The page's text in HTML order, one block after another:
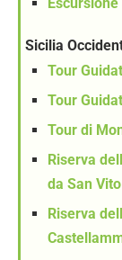
Sicilia
Tour
Tour
Tour di
Riserva
da San
Riserva